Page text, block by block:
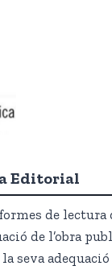
Editorial
de lectura
de l’obra
seva